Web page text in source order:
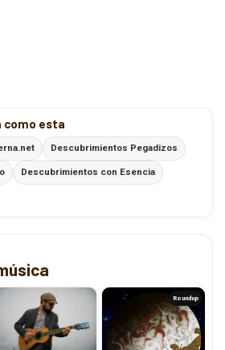
como esta
Descubrimientos Pegadizos
Descubrimientos con Esencia
Roundup